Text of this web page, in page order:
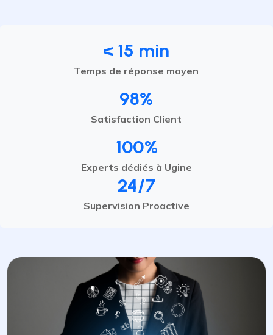
< 15 min
Temps de réponse moyen
98%
Satisfaction Client
100%
Experts dédiés à Ugine
24/7
Supervision Proactive